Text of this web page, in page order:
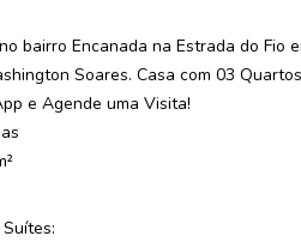
bairro Encanada na Estrada do Fio
Soares. Casa com 03
e Agende uma Visita!